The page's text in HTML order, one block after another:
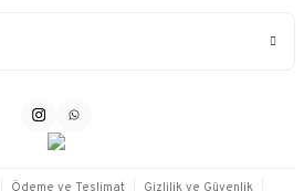
Ödeme ve Teslimat Gizlilik ve Güvenlik